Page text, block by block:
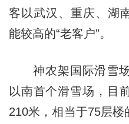
客以武汉、重庆、湖
能较高的“老客户”。
神农架国际滑雪场
以南首个滑雪场，目
210米，相当于75层楼